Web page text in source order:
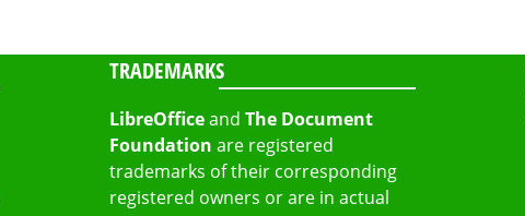
TRADEMARKS
LibreOfficeand The Document
Foundation are registered
trademarks of their corresponding
registered owners or are in actual